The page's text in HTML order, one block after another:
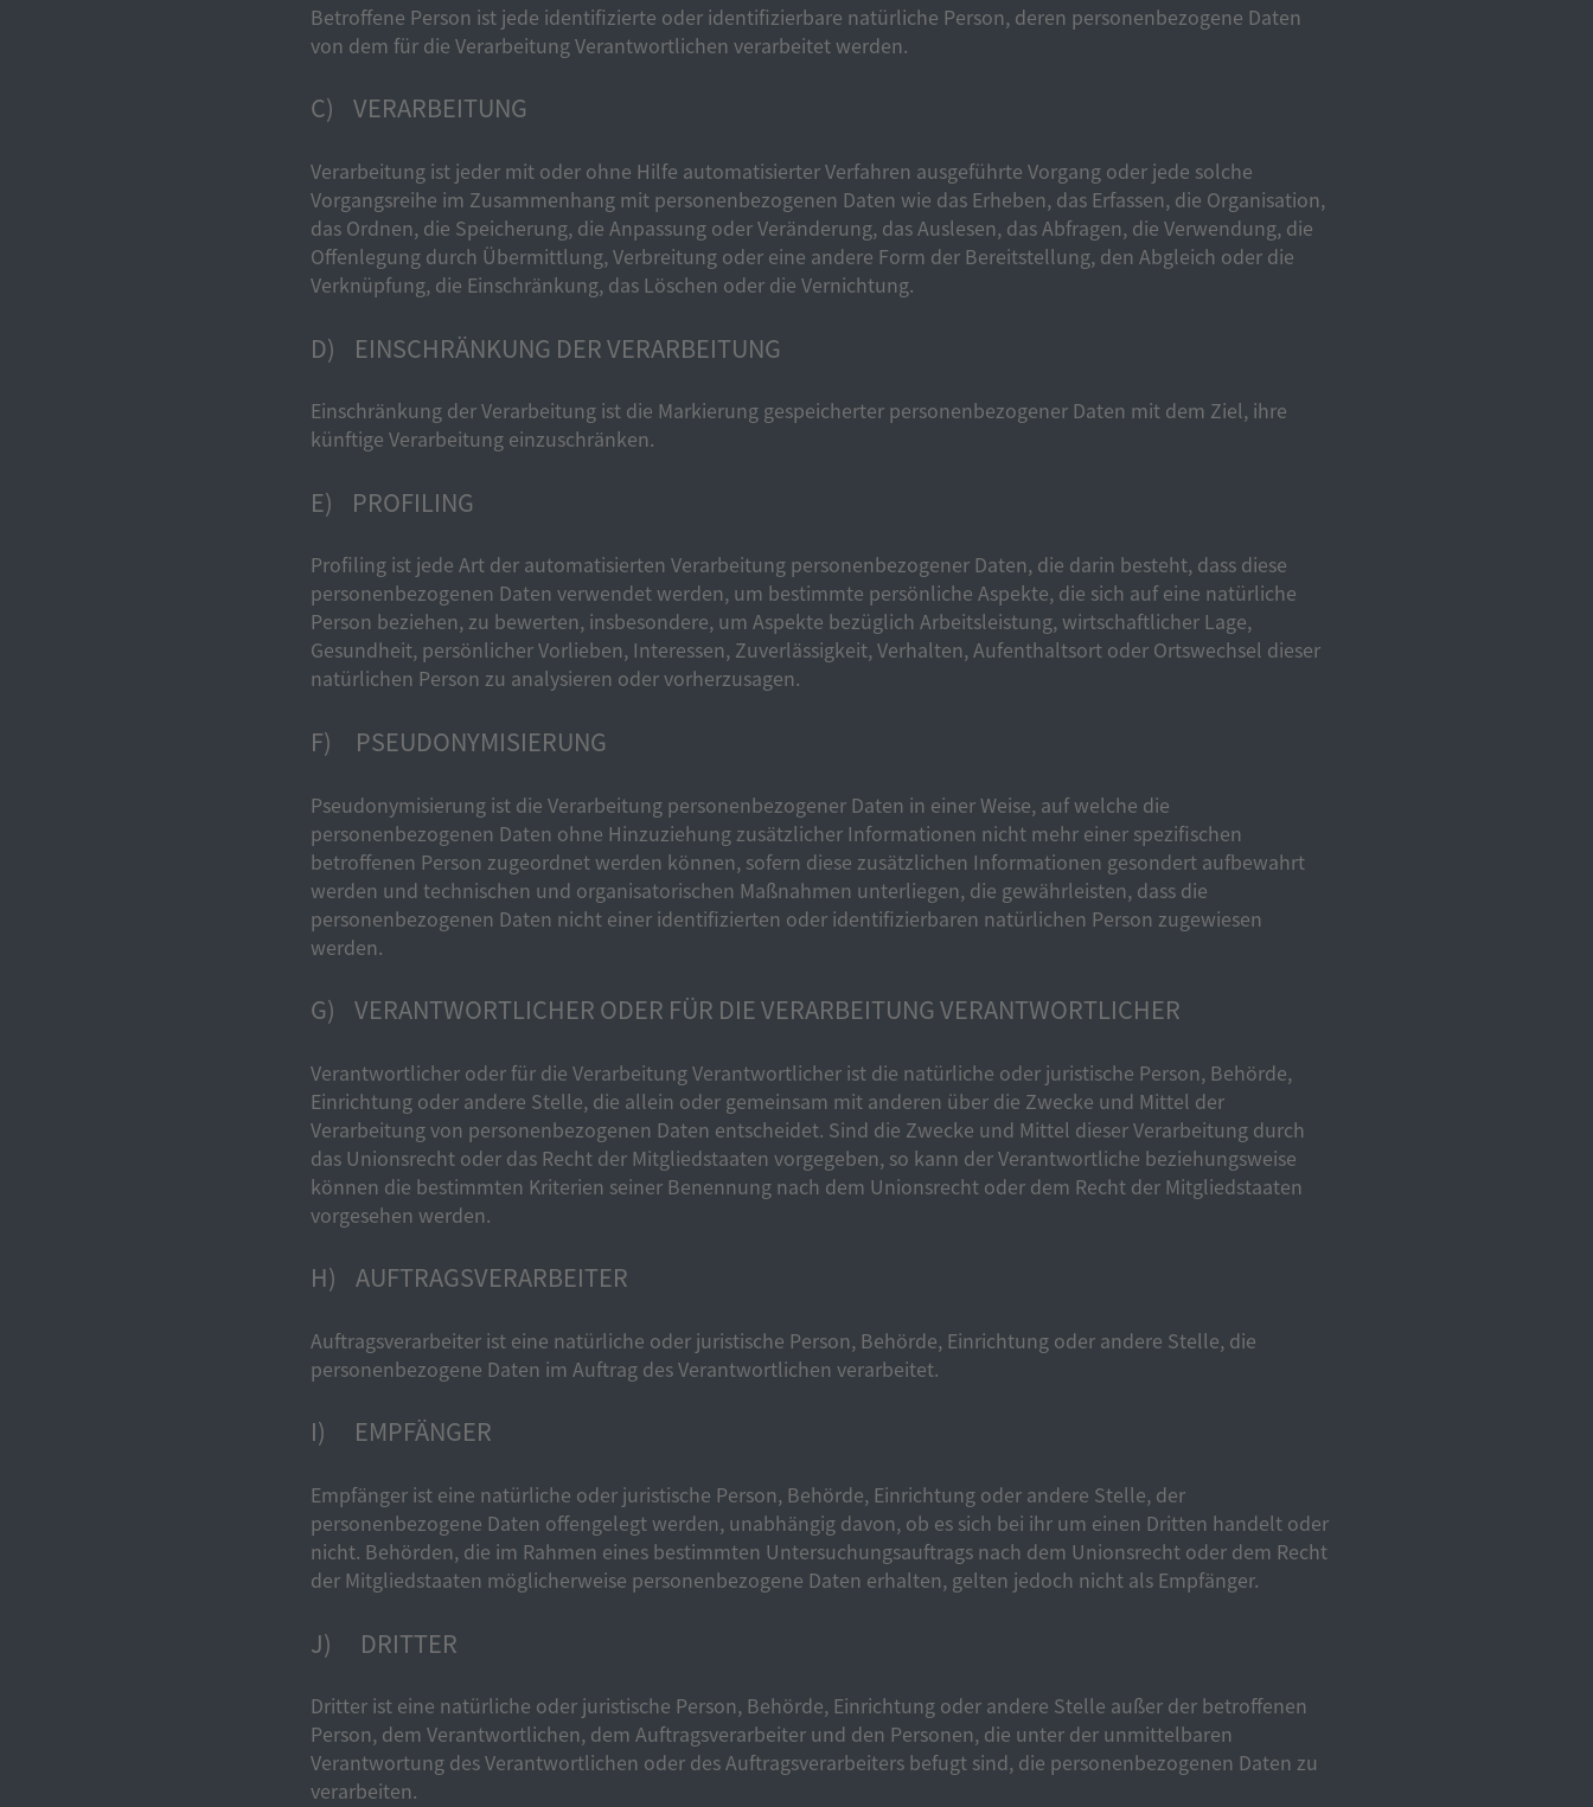
Betroffene Person ist jede identifizierte oder identifizierbare natürliche Person, deren personenbezogene Daten
von dem für die Verarbeitung Verantwortlichen verarbeitet werden.
C) VERARBEITUNG
Verarbeitung ist jeder mit oder ohne Hilfe automatisierter Verfahren ausgeführte Vorgang oder jede solche
Vorgangsreihe im Zusammenhang mit personenbezogenen Daten wie das Erheben, das Erfassen, die Organisation,
das Ordnen, die Speicherung, die Anpassung oder Veränderung, das Auslesen, das Abfragen, die Verwendung, die
Offenlegung durch Übermittlung, Verbreitung oder eine andere Form der Bereitstellung, den Abgleich oder die
Verknüpfung, die Einschränkung, das Löschen oder die Vernichtung.
D) EINSCHRÄNKUNG DER VERARBEITUNG
Einschränkung der Verarbeitung ist die Markierung gespeicherter personenbezogener Daten mit dem Ziel, ihre
künftige Verarbeitung einzuschränken.
E) PROFILING
Profiling ist jede Art der automatisierten Verarbeitung personenbezogener Daten, die darin besteht, dass diese
personenbezogenen Daten verwendet werden, um bestimmte persönliche Aspekte, die sich auf eine natürliche
Person beziehen, zu bewerten, insbesondere, um Aspekte bezüglich Arbeitsleistung, wirtschaftlicher Lage,
Gesundheit, persönlicher Vorlieben, Interessen, Zuverlässigkeit, Verhalten, Aufenthaltsort oder Ortswechsel dieser
natürlichen Person zu analysieren oder vorherzusagen.
F) PSEUDONYMISIERUNG
Pseudonymisierung ist die Verarbeitung personenbezogener Daten in einer Weise, auf welche die
personenbezogenen Daten ohne Hinzuziehung zusätzlicher Informationen nicht mehr einer spezifischen
betroffenen Person zugeordnet werden können, sofern diese zusätzlichen Informationen gesondert aufbewahrt
werden und technischen und organisatorischen Maßnahmen unterliegen, die gewährleisten, dass die
personenbezogenen Daten nicht einer identifizierten oder identifizierbaren natürlichen Person zugewiesen
werden.
G) VERANTWORTLICHER ODER FÜR DIE VERARBEITUNG VERANTWORTLICHER
Verantwortlicher oder für die Verarbeitung Verantwortlicher ist die natürliche oder juristische Person, Behörde,
Einrichtung oder andere Stelle, die allein oder gemeinsam mit anderen über die Zwecke und Mittel der
Verarbeitung von personenbezogenen Daten entscheidet. Sind die Zwecke und Mittel dieser Verarbeitung durch
das Unionsrecht oder das Recht der Mitgliedstaaten vorgegeben, so kann der Verantwortliche beziehungsweise
können die bestimmten Kriterien seiner Benennung nach dem Unionsrecht oder dem Recht der Mitgliedstaaten
vorgesehen werden.
H) AUFTRAGSVERARBEITER
Auftragsverarbeiter ist eine natürliche oder juristische Person, Behörde, Einrichtung oder andere Stelle, die
personenbezogene Daten im Auftrag des Verantwortlichen verarbeitet.
I) EMPFÄNGER
Empfänger ist eine natürliche oder juristische Person, Behörde, Einrichtung oder andere Stelle, der
personenbezogene Daten offengelegt werden, unabhängig davon, ob es sich bei ihr um einen Dritten handelt oder
nicht. Behörden, die im Rahmen eines bestimmten Untersuchungsauftrags nach dem Unionsrecht oder dem Recht
der Mitgliedstaaten möglicherweise personenbezogene Daten erhalten, gelten jedoch nicht als Empfänger.
J) DRITTER
Dritter ist eine natürliche oder juristische Person, Behörde, Einrichtung oder andere Stelle außer der betroffenen
Person, dem Verantwortlichen, dem Auftragsverarbeiter und den Personen, die unter der unmittelbaren
Verantwortung des Verantwortlichen oder des Auftragsverarbeiters befugt sind, die personenbezogenen Daten zu
verarbeiten.